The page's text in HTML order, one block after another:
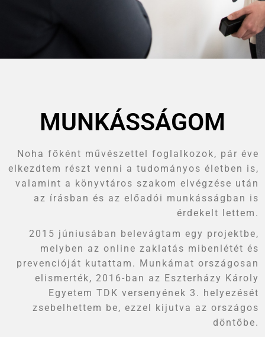
MUNKÁSSÁGOM
Noha főként művészettel foglalkozok, pár éve
elkezdtem részt venni a tudományos életben is,
valamint a könyvtáros szakom elvégzése után
az írásban és az előadói munkásságban is
érdekelt lettem.
2015 júniusában belevágtam egy projektbe,
melyben az online zaklatás mibenlétét és
prevencióját kutattam. Munkámat országosan
elismerték, 2016-ban az Eszterházy Károly
Egyetem TDK versenyének 3. helyezését
zsebelhettem be, ezzel kijutva az országos
döntőbe.